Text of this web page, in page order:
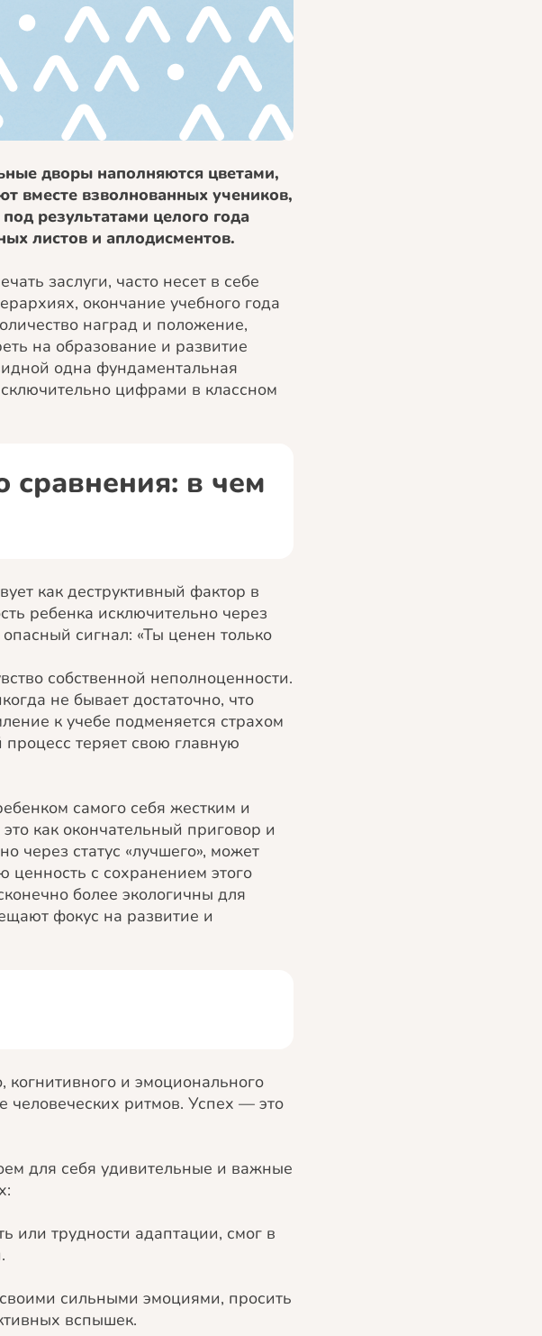
дворы наполняются цветами,
вместе взволнованных учеников,
результатами целого года
листов и аплодисментов.
заслуги, часто несет в себе
окончание учебного года
наград и положение,
на образование и развитие
одна фундаментальная
цифрами в классном
сравнения: в чем
как деструктивный фактор в
ребенка исключительно через
сигнал: «Ты ценен только
собственной неполноценности.
не бывает достаточно, что
к учебе подменяется страхом
теряет свою главную
самого себя жестким и
как окончательный приговор и
через статус «лучшего», может
с сохранением этого
более экологичны для
фокус на развитие и
и эмоционального
человеческих ритмов. Успех — это
для себя удивительные и важные
или трудности адаптации, смог в
сильными эмоциями, просить
вспышек.